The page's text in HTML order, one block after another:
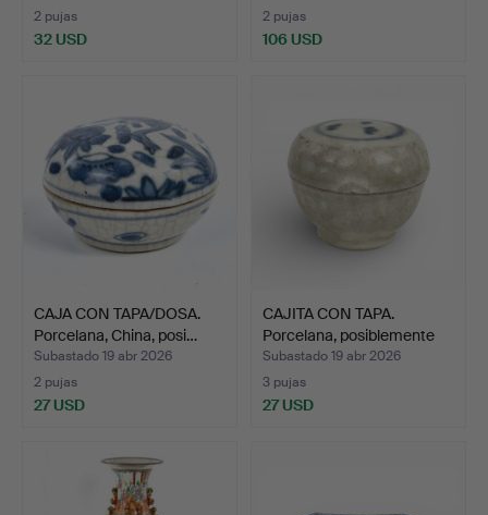
2 pujas
32 USD
2 pujas
106 USD
CAJA CON TAPA/DOSA.
Porcelana, China, posi…
Subastado 19 abr 2026
2 pujas
27 USD
CAJITA CON TAPA.
Porcelana, posiblemente
H…
Subastado 19 abr 2026
3 pujas
27 USD